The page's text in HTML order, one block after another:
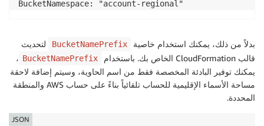
if __name__ == '__main__' :
    s3_client
= boto3 .client( 's3' )
    creator
BucketNamespace: "account-regional"
بدلاً من ذلك، يمكنك استخدام خاصية BucketNamePrefix
لتحديث
قالب CloudFormation الخاص بك. باستخدام
BucketNamePrefix ،
يمكنك توفير البادئة المخصصة فقط من اسم الحاوية، وسيتم إضافة لاحقة
مساحة الأسماء الإقليمية للحساب تلقائياً بناءً على حساب AWS والمنطقة
المحددة.
JSON